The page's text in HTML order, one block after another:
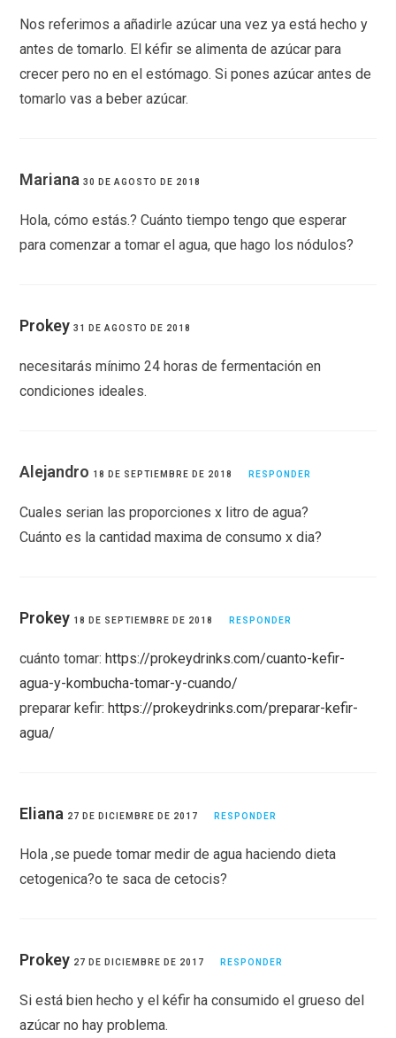
Nos referimos a añadirle azúcar una vez ya está hecho y
antes de tomarlo. El kéfir se alimenta de azúcar para
crecer pero no en el estómago. Si pones azúcar antes de
tomarlo vas a beber azúcar.
Mariana30 DE AGOSTO DE 2018
Hola, cómo estás.? Cuánto tiempo tengo que esperar
para comenzar a tomar el agua, que hago los nódulos?
Prokey 31 DE AGOSTO DE 2018
necesitarás mínimo 24 horas de fermentación en
condiciones ideales.
Alejandro 18 DE SEPTIEMBRE DE 2018 RESPONDER
Cuales serian las proporciones x litro de agua?
Cuánto es la cantidad maxima de consumo x dia?
Prokey 18 DE SEPTIEMBRE DE 2018 RESPONDER
cuánto tomar:https://prokeydrinks.com/cuanto-kefir-
agua-y-kombucha-tomar-y-cuando/
preparar kefir:https://prokeydrinks.com/preparar-kefir-
agua/
Eliana 27 DE DICIEMBRE DE 2017 RESPONDER
Hola ,se puede tomar medir de agua haciendo dieta
cetogenica?o te saca de cetocis?
Prokey 27 DE DICIEMBRE DE 2017 RESPONDER
Si está bien hecho y el kéfir ha consumido el grueso del
azúcar no hay problema.